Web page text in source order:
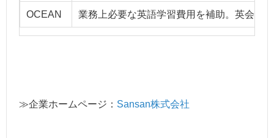
OCEAN 業務上必要な英語学習費用を補助。英会話
≫企業ホームページ： Sansan株式会社